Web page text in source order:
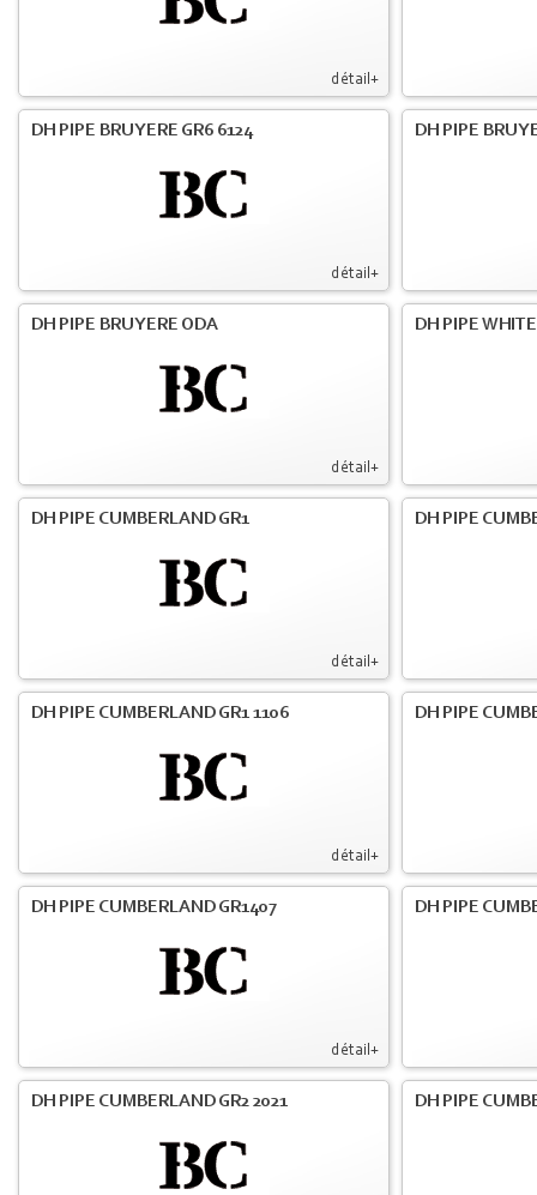
détail+
détail+
DH PIPE BRUYERE GR6 6124 DH PIPE
détail+
DH PIPE BRUYERE ODA DH PIPE
détail+
DH PIPE CUMBERLAND GR1 DH PIPE
détail+
DH PIPE CUMBERLAND GR1 1106 DH PIPE
détail+
DH PIPE CUMBERLAND GR1407 DH PIPE
DH PIPE CUMBERLAND GR2 2021 DH PIPE